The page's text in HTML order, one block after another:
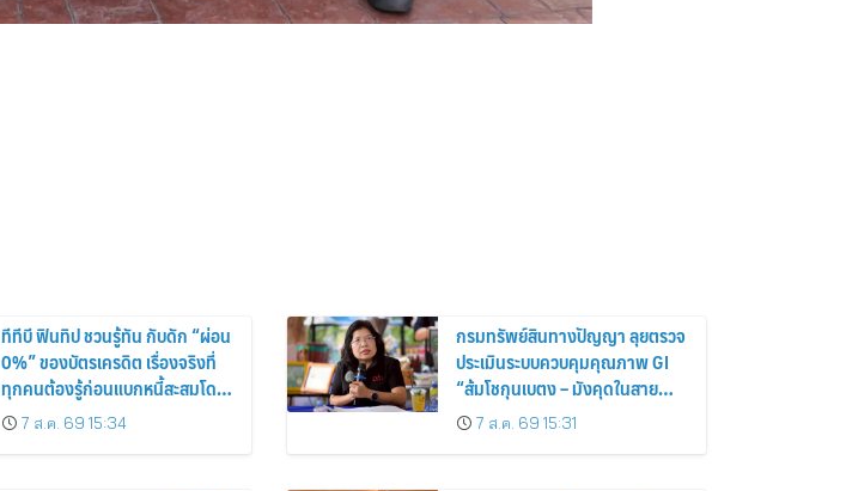
ทีทีบี ฟินทิป ชวนรู้ทัน กับดัก “ผ่อน
0%” ของบัตรเครดิต เรื่องจริงที่
ทุกคนต้องรู้ก่อนแบกหนี้สะสมโดย
ไม่รู้ตัว7 ส.ค. 69 15:34
กรมทรัพย์สินทางปัญญา ลุยตรวจ
ประเมินระบบควบคุมคุณภาพ GI
“ส้มโชกุนเบตง – มังคุดในสาย
หมอกเบตง”
7 ส.ค. 69 15:31